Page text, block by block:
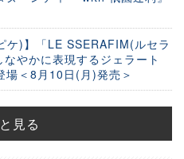
ケ)】「LE SSERAFIM(ルセラ
やかに表現するジェラート
場＜8月10日(月)発売＞
見る